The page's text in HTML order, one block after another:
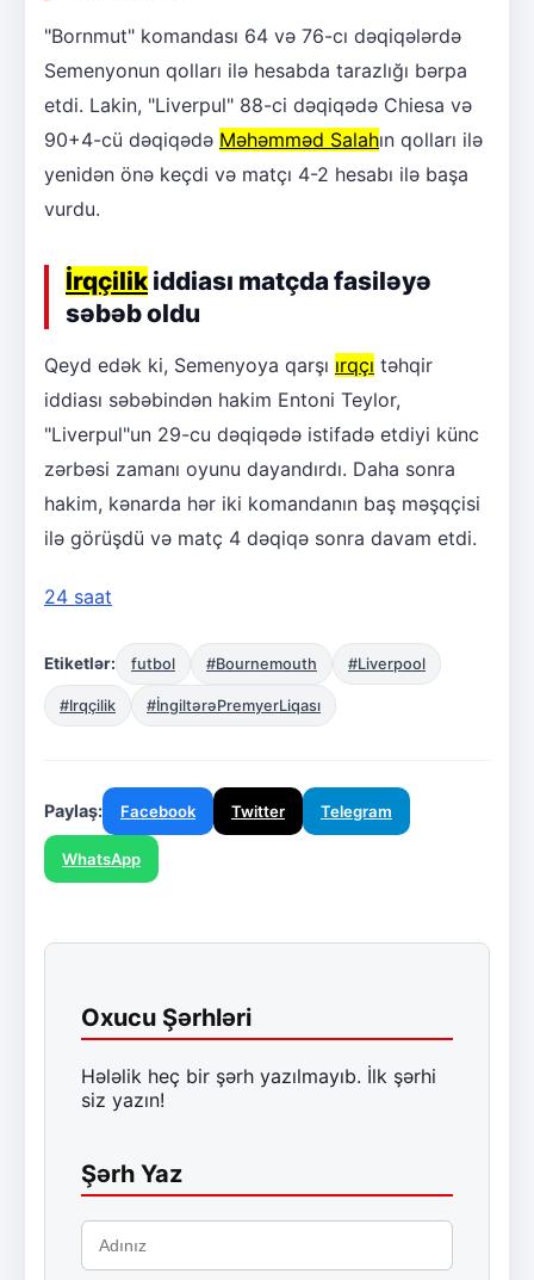
"Bornmut" komandası 64 və 76-cı dəqiqələrdə
Semenyonun qolları ilə hesabda tarazlığı bərpa
etdi. Lakin, "Liverpul" 88-ci dəqiqədə Chiesa və
90+4-cü dəqiqədə Məhəmməd Salahın qolları ilə
yenidən önə keçdi və matçı 4-2 hesabı ilə başa
vurdu.
İrqçilik iddiası matçda fasiləyə
səbəb oldu
Qeyd edək ki, Semenyoya qarşı ırqçı təhqir
iddiası səbəbindən hakim Entoni Teylor,
"Liverpul"un 29-cu dəqiqədə istifadə etdiyi künc
zərbəsi zamanı oyunu dayandırdı. Daha sonra
hakim, kənarda hər iki komandanın baş məşqçisi
ilə görüşdü və matç 4 dəqiqə sonra davam etdi.
24 saat
Etiketlər: futbol #Bournemouth #Liverpool
#Irqçilik #İngiltərəPremyerLiqası
Paylaş: Facebook Twitter Telegram
WhatsApp
Oxucu Şərhləri
Hələlik heç bir şərh yazılmayıb. İlk şərhi
siz yazın!
Şərh Yaz